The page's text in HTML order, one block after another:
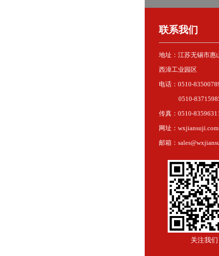
联系我们
地址：江苏无锡市惠
西漳工业园区
电话：0510-
0510-
传真：0510-
网址：wxjiansuji.com
邮箱：
关注我们